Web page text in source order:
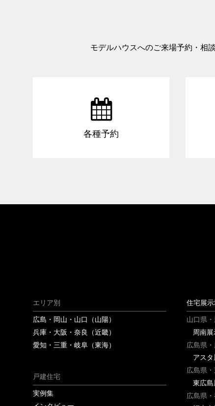
モデルハウスへのご来場予約・相

各種予約
エリア別
広島・岡山・山口（山陽）
兵庫・大阪・奈良（近畿）
愛知・三重・岐阜（東海）
戸建住宅
実例集
住宅展示
山口県
周南
広島県
アス
広島県
東広
広島県